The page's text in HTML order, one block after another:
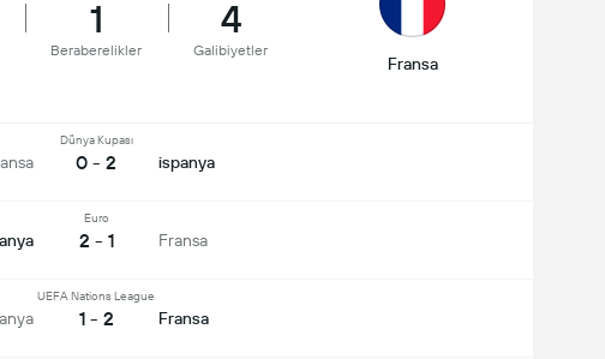
1
Beraberelikler
4
Galibiyetler
Fransa
Dünya Kupası
0 - 2 ispanya
Euro
2 - 1 Fransa
UEFA Nations League
1 - 2 Fransa